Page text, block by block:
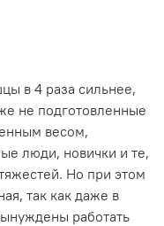
в 4 раза сильнее,
не подготовленные
весом,
люди, новички и те,
Но при этом
так как даже в
работать